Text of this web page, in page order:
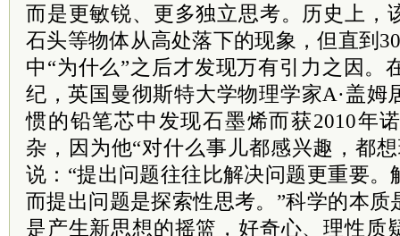
而是更敏锐、更多独立思考。历史上，
石头等物体从高处落下的现象，但直到
中“为什么”之后才发现万有引力之因。
纪，英国曼彻斯特大学物理学家A·盖姆
惯的铅笔芯中发现石墨烯而获2010年
杂，因为他“对什么事儿都感兴趣，都
说：“提出问题往往比解决问题更重要
而提出问题是探索性思考。”科学的本
是产生新思想的摇篮，好奇心、理性质